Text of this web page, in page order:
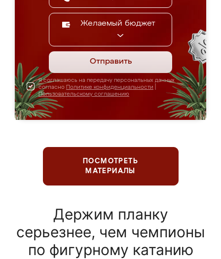
Желаемый бюджет
Отправить
Я соглашаюсь на передачу персональных данных
согласно Политике конфиденциальности
Пользовательскому соглашению
ПОСМОТРЕТЬ
МАТЕРИАЛЫ
Держим планку
серьезнее, чем чемпионы
по фигурному катанию